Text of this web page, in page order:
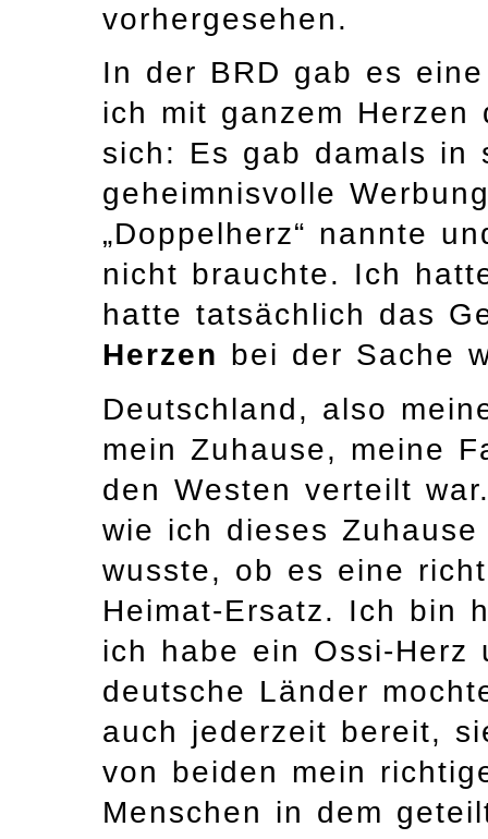
vorhergesehen.
In der BRD gab es
ich mit ganzem
sich: Es gab damals in
geheimnisvolle
„Doppelherz“ nannte
nicht brauchte. Ich
hatte tatsächlich das
Herzen bei der Sache
Deutschland, also
mein Zuhause, meine
den Westen verteilt
wie ich dieses
wusste, ob es eine
Heimat-Ersatz. Ich bin
ich habe ein Ossi-Herz
deutsche Länder
auch jederzeit bereit,
von beiden mein
Menschen in dem